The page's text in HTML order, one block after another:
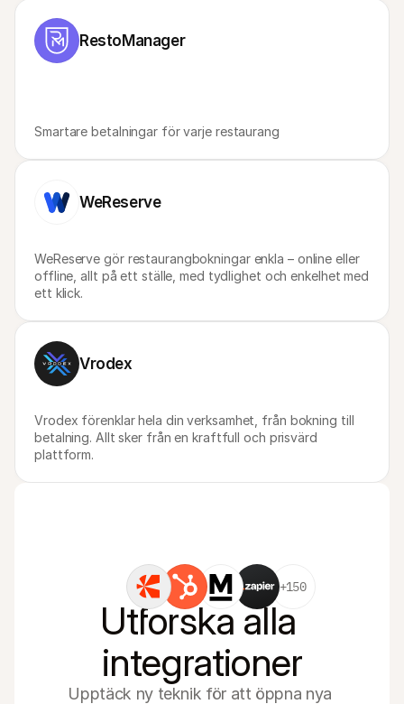
RestoManager
Smartare betalningar för varje restaurang
WeReserve
WeReserve gör restaurangbokningar enkla – online eller
offline, allt på ett ställe, med tydlighet och enkelhet med
ett klick.
Vrodex
Vrodex förenklar hela din verksamhet, från bokning till
betalning. Allt sker från en kraftfull och prisvärd
plattform.
+150
Utforska alla
integrationer
Upptäck ny teknik för att öppna nya
Find out why Mollie is on your bank statement
For Mollie customers
Reach out to our customer support team